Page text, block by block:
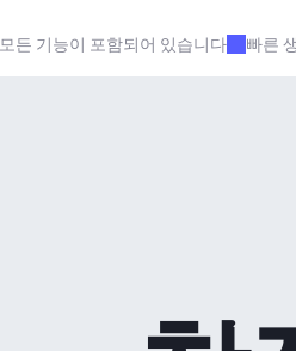
모든 기능이 포함되어 있습니다 빠른